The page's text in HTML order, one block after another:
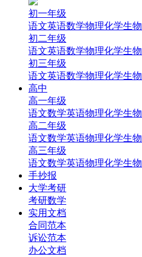
初一年级
语文英语数学物理化学生物
初二年级
语文英语数学物理化学生物
初三年级
语文英语数学物理化学生物
高中
高一年级
‌语文‌数学英语‌物理‌化学‌生物
高二年级
‌语文‌数学英语‌物理‌化学‌生物
高三年级
‌语文‌数学英语‌物理‌化学‌生物
手抄报
大学考研
考研数学
实用文档
合同范本
诉讼范本
办公文档